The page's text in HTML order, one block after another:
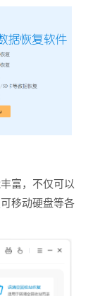
富，不仅可以
移动硬盘等各